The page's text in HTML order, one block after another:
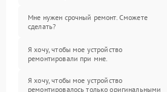
Мне нужен срочный ремонт. Сможете
сделать?
Я хочу, чтобы мое устройство
ремонтировали при мне.
Я хочу, чтобы мое устройство
ремонтировалось только оригинальными